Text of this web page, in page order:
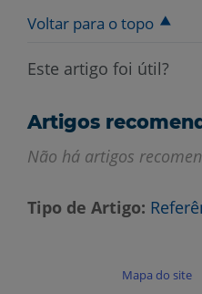
Voltar para o topo
Este artigo foi útil?
Artigos
Não há artigos
Tipo de Artigo
Mapa do site